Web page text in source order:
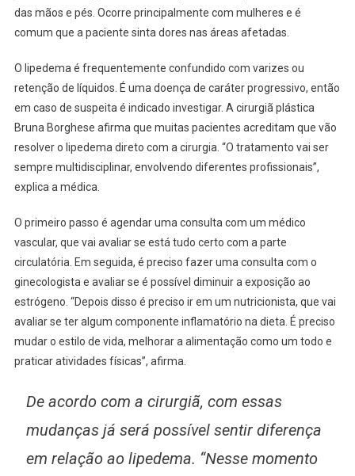
das mãos e pés. Ocorre principalmente com mulheres e é
comum que a paciente sinta dores nas áreas afetadas.
O lipedema é frequentemente confundido com varizes ou
retenção de líquidos. É uma doença de caráter progressivo, então
em caso de suspeita é indicado investigar. A cirurgiã plástica
Bruna Borghese afirma que muitas pacientes acreditam que vão
resolver o lipedema direto com a cirurgia. “O tratamento vai ser
sempre multidisciplinar, envolvendo diferentes profissionais”,
explica a médica.
O primeiro passo é agendar uma consulta com um médico
vascular, que vai avaliar se está tudo certo com a parte
circulatória. Em seguida, é preciso fazer uma consulta com o
ginecologista e avaliar se é possível diminuir a exposição ao
estrógeno. “Depois disso é preciso ir em um nutricionista, que vai
avaliar se ter algum componente inflamatório na dieta. É preciso
mudar o estilo de vida, melhorar a alimentação como um todo e
praticar atividades físicas”, afirma.
De acordo com a cirurgiã, com essas
mudanças já será possível sentir diferença
em relação ao lipedema. “Nesse momento